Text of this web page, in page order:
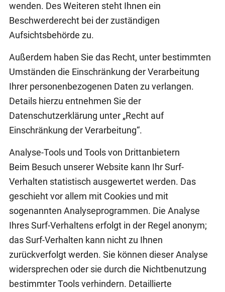
wenden. Des Weiteren steht Ihnen ein
Beschwerderecht bei der zuständigen
Aufsichtsbehörde zu.
Außerdem haben Sie das Recht, unter bestimmten
Umständen die Einschränkung der Verarbeitung
Ihrer personenbezogenen Daten zu verlangen.
Details hierzu entnehmen Sie der
Datenschutzerklärung unter „Recht auf
Einschränkung der Verarbeitung“.
Analyse-Tools und Tools von Drittanbietern
Beim Besuch unserer Website kann Ihr Surf-
Verhalten statistisch ausgewertet werden. Das
geschieht vor allem mit Cookies und mit
sogenannten Analyseprogrammen. Die Analyse
Ihres Surf-Verhaltens erfolgt in der Regel anonym;
das Surf-Verhalten kann nicht zu Ihnen
zurückverfolgt werden. Sie können dieser Analyse
widersprechen oder sie durch die Nichtbenutzung
bestimmter Tools verhindern. Detaillierte